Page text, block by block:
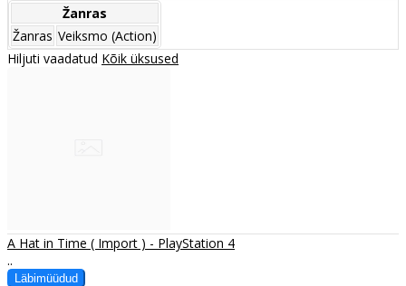
Žanras
Žanras Veiksmo (Action)
Hiljuti vaadatud Kõik üksused
A Hat in Time ( Import ) - PlayStation 4
..